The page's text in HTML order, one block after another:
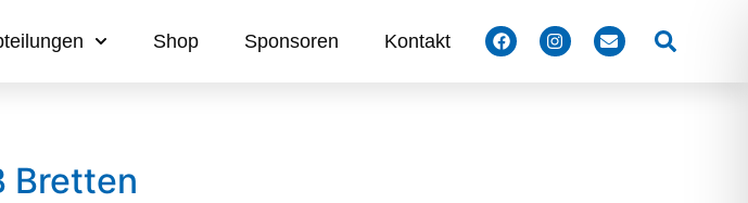
Shop Sponsoren Kontakt Suchen
Bretten